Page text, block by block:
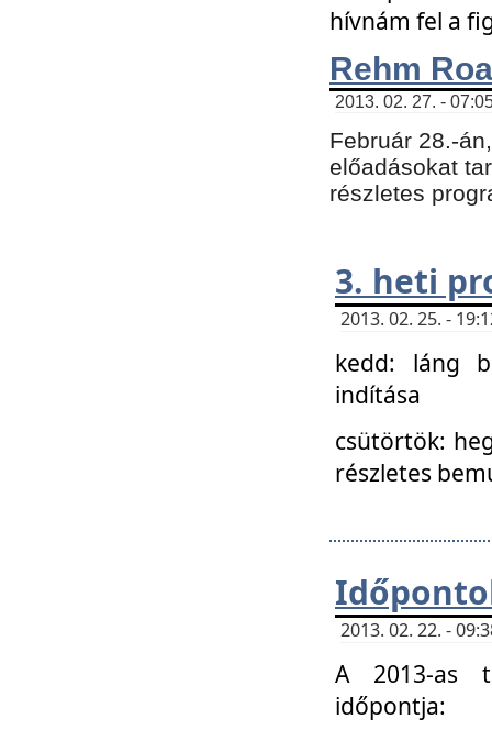
hívnám fel a
Rehm
2013. 02. 27. -
Február 28.-
előadásokat
részletes
3. heti
2013. 02. 25. -
kedd: láng
indítása
csütörtök:
részletes
2013. 02. 22. -
A 2013-as
időpontja: